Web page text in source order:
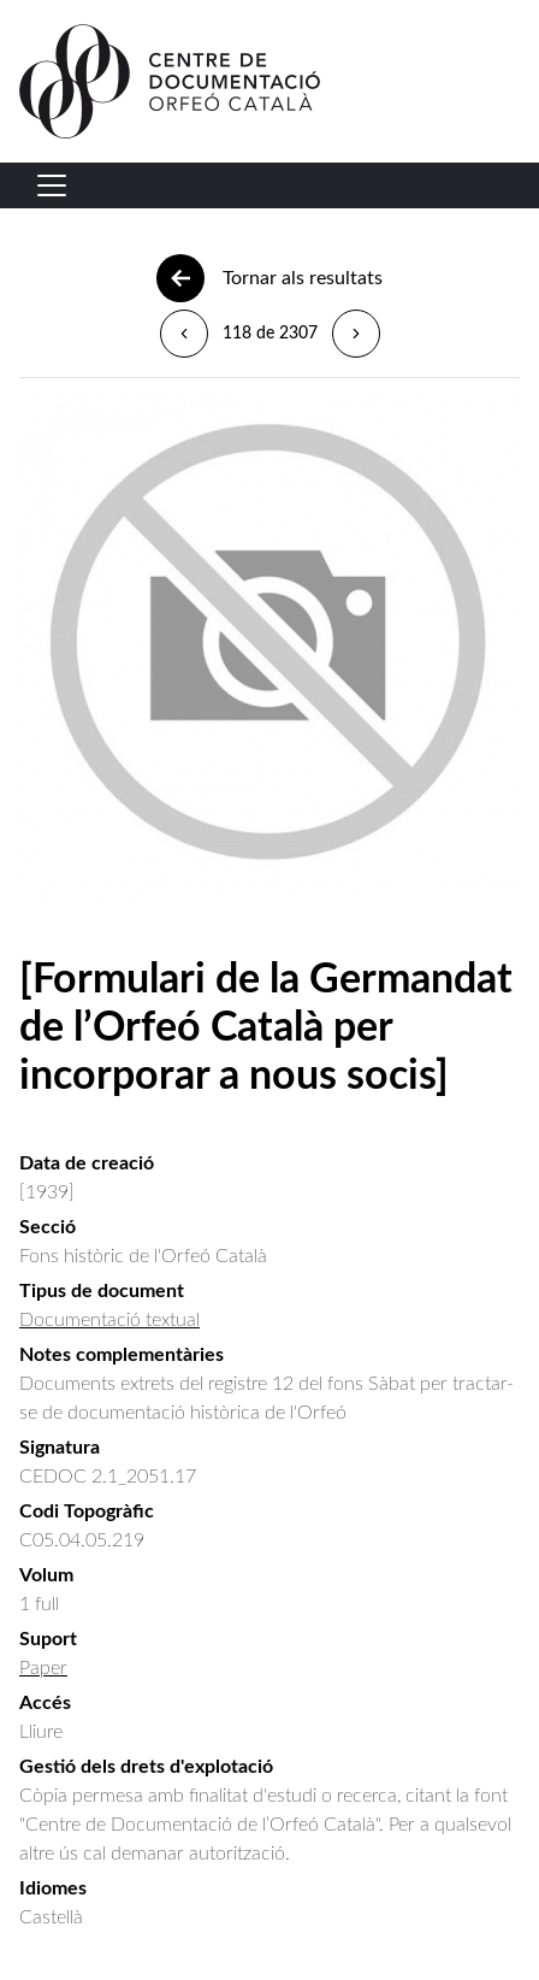
Vés al contingut
Navegació principal
Tornar als resultats
118 de 2307
[Formulari de la Germandat
de l’Orfeó Català per
incorporar a nous socis]
Data de creació
[1939]
Secció
Fons històric de l'Orfeó Català
Tipus de document
Documentació textual
Notes complementàries
Documents extrets del registre 12 del fons Sàbat per tractar-
se de documentació històrica de l'Orfeó
Signatura
CEDOC 2.1_2051.17
Codi Topogràfic
C05.04.05.219
Volum
1 full
Suport
Paper
Accés
Lliure
Gestió dels drets d'explotació
Còpia permesa amb finalitat d'estudi o recerca, citant la font
"Centre de Documentació de l’Orfeó Català". Per a qualsevol
altre ús cal demanar autorització.
Idiomes
Castellà